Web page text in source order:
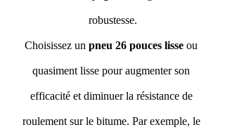
robustesse.
Choisissez un pneu 26 pouces lisse ou
quasiment lisse pour augmenter son
efficacité et diminuer la résistance de
roulement sur le bitume. Par exemple, le